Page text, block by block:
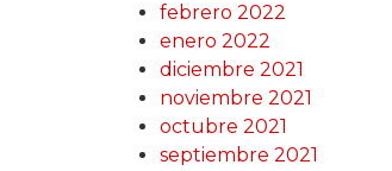
febrero 2022
enero 2022
diciembre 2021
noviembre 2021
octubre 2021
septiembre 2021